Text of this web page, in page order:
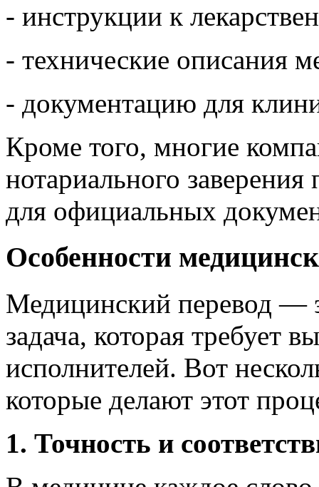
- инструкции к
- технические описания
- документацию для
Кроме того, многие
нотариального
для официальных
Особенности
Медицинский перевод —
задача, которая требует
исполнителей. Вот
которые делают этот
1. Точность и